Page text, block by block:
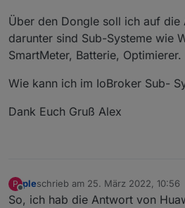
Über den Dongle soll ich auf die
darunter sind Sub-Systeme wie
SmartMeter, Batterie, Optimierer.
Wie kann ich im IoBroker Sub-
Dank Euch Gruß Alex
P
Offline
pleschrieb am 25. März 2022, 10:56
zuletzt editiert von
So, ich hab die Antwort von